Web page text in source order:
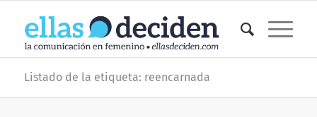
Listado de la etiqueta: reencarnada